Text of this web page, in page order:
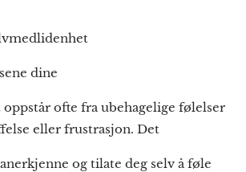
dine
ofte fra ubehagelige følelser
eller frustrasjon. Det
og tilate deg selv å føle